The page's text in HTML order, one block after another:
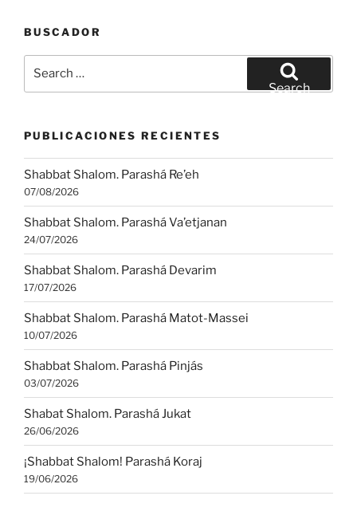
BUSCADOR
Search
PUBLICACIONES RECIENTES
Shabbat Shalom. Parashá Re’eh
07/08/2026
Shabbat Shalom. Parashá Va’etjanan
24/07/2026
Shabbat Shalom. Parashá Devarim
17/07/2026
Shabbat Shalom. Parashá Matot-Massei
10/07/2026
Shabbat Shalom. Parashá Pinjás
03/07/2026
Shabat Shalom. Parashá Jukat
26/06/2026
¡Shabbat Shalom! Parashá Koraj
19/06/2026